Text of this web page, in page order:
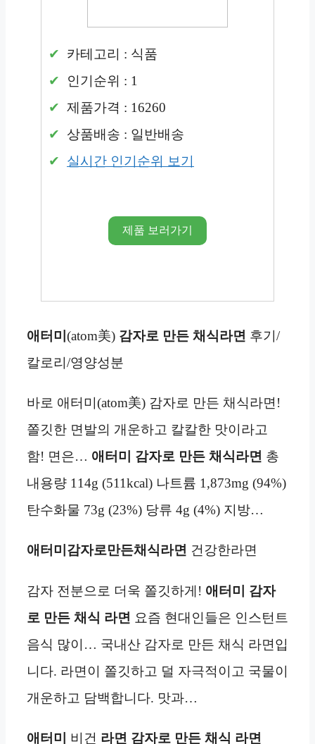
카테고리 : 식품
인기순위 : 1
제품가격 : 16260
상품배송 : 일반배송
실시간 인기순위 보기
제품 보러가기
애터미 (atom美) 감자로 만든 채식라면 후기/
칼로리/영양성분
바로 애터미(atom美) 감자로 만든 채식라면!
쫄깃한 면발의 개운하고 칼칼한 맛이라고
함! 면은… 애터미 감자로 만든 채식라면 총
내용량 114g (511kcal) 나트륨 1,873mg (94%)
탄수화물 73g (23%) 당류 4g (4%) 지방…
애터미감자로만든채식라면 건강한라면
감자 전분으로 더욱 쫄깃하게! 애터미 감자
로 만든 채식 라면 요즘 현대인들은 인스턴트
음식 많이… 국내산 감자로 만든 채식 라면입
니다. 라면이 쫄깃하고 덜 자극적이고 국물이
개운하고 담백합니다. 맛과…
애터미 비건 라면 감자로 만든 채식 라면